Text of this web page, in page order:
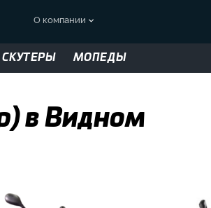
О компании
СКУТЕРЫ МОПЕДЫ
в Видном